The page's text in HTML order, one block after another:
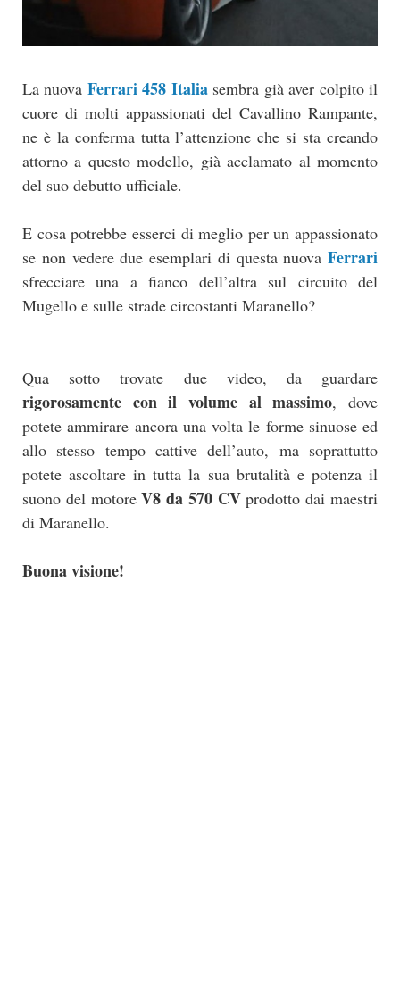
La nuova Ferrari 458 Italiasembra già aver colpito il
cuore di molti appassionati del Cavallino Rampante,
ne è la conferma tutta l’attenzione che si sta creando
attorno a questo modello, già acclamato al momento
del suo debutto ufficiale.
E cosa potrebbe esserci di meglio per un appassionato
se non vedere due esemplari di questa nuova Ferrari
sfrecciare una a fianco dell’altra sul circuito del
Mugello e sulle strade circostanti Maranello?
Qua sotto trovate due video, da guardare
rigorosamente con il volume al massimo, dove
potete ammirare ancora una volta le forme sinuose ed
allo stesso tempo cattive dell’auto, ma soprattutto
potete ascoltare in tutta la sua brutalità e potenza il
suono del motoreV8 da 570 CVprodotto dai maestri
di Maranello.
Buona visione!